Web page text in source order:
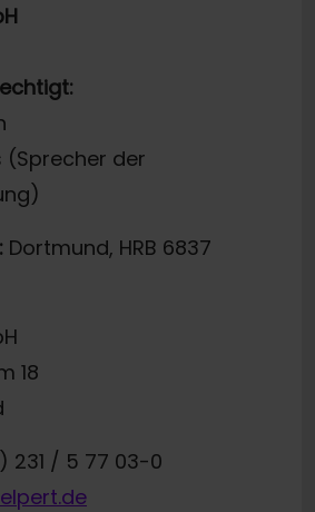
(Sprecher der
Dortmund, HRB 6837
18
231 / 5 77 03-0